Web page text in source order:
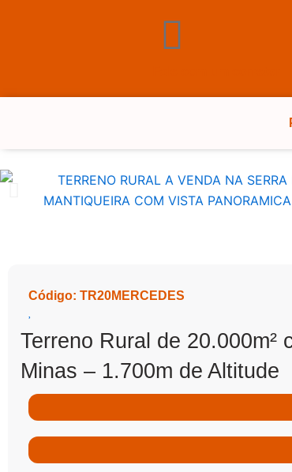
Código: TR20MERCEDES
Terreno Rural de
Minas – 1.700m de Altitude